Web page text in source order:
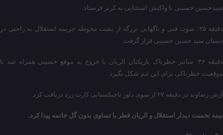
سیدحسین حسینی با واکنش استثنایی به کرنر فرستاد.
دقیقه ۳۵: شوت فنی و ناگهانی ترزگه از پشت محوطه جریمه استقلال به راحتی در
دستان سید حسین حسینی قرار گرفت
دقیقه ۳۶: سانتر خطرناک بازیکنان الریان با خروج به موقع حسینی همراه شد تا
موقعیت خطرناکی برای این تیم شکل نگیرد.
آرش رضاوند در دقیقه ۲۷ از سوی داور تاجیکستانی کارت زرد دریافت کرد.
نیمه نخست دیدار استقلال و الریان قطر با تساوی بدون گل خاتمه پیدا کرد.